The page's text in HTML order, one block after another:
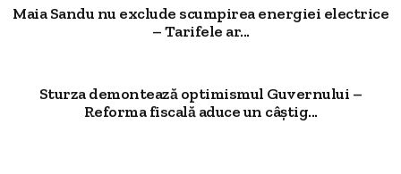
Maia Sandu nu exclude scumpirea energiei electrice
– Tarifele ar...
Sturza demontează optimismul Guvernului –
Reforma fiscală aduce un câștig...